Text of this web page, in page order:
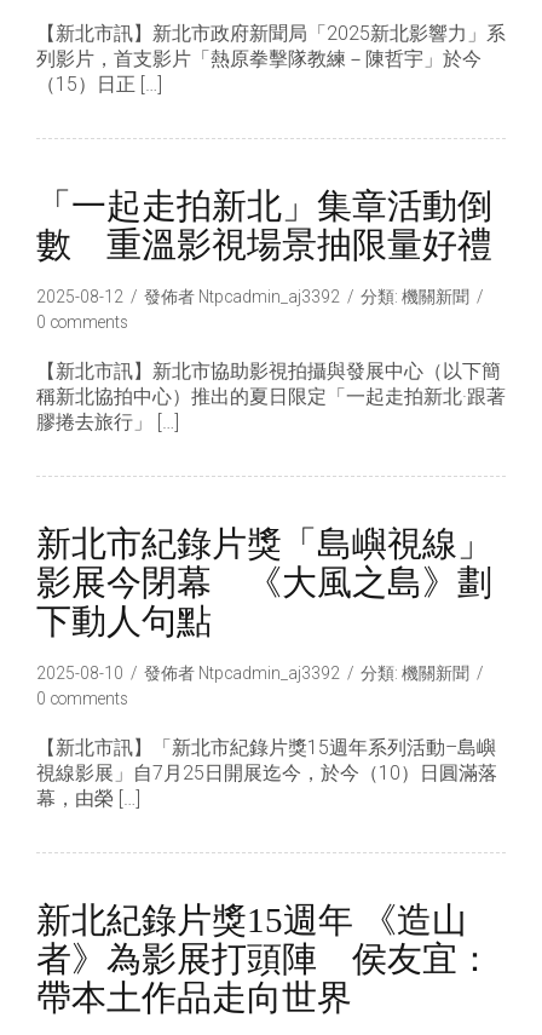
【新北市訊】新北市政府新聞局「2025新北影響力」系
列影片，首支影片「熱原拳擊隊教練－陳哲宇」於今
（15）日正 […]
「一起走拍新北」集章活動倒
數 重溫影視場景抽限量好禮
2025-08-12 發佈者 Ntpcadmin_aj3392 分類: 機關新聞
0 comments
【新北市訊】新北市協助影視拍攝與發展中心（以下簡
稱新北協拍中心）推出的夏日限定「一起走拍新北·跟著
膠捲去旅行」 […]
新北市紀錄片獎「島嶼視線」
影展今閉幕 《大風之島》劃
下動人句點
2025-08-10 發佈者 Ntpcadmin_aj3392 分類: 機關新聞
0 comments
【新北市訊】「新北市紀錄片獎15週年系列活動–島嶼
視線影展」自7月25日開展迄今，於今（10）日圓滿落
幕，由榮 […]
新北紀錄片獎15週年 《造山
者》為影展打頭陣 侯友宜：
帶本土作品走向世界